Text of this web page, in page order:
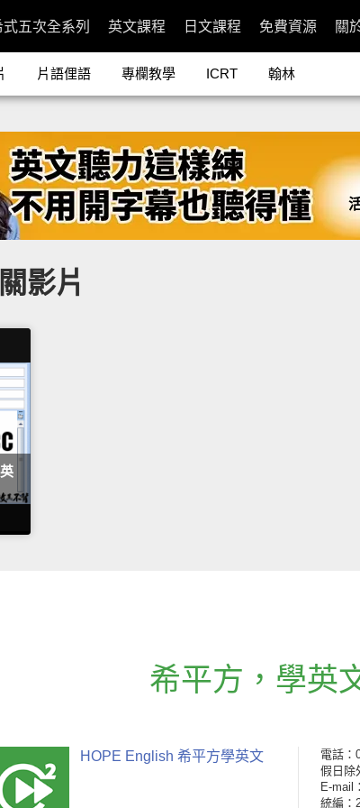
式五次全系列 英文課程 日文課程 免費資源 關
片語俚語 專欄教學 ICRT 翰林
影片
希平方 ， 學英
HOPE English 希平方學英文 電話：
假日除
E-mail
統編：